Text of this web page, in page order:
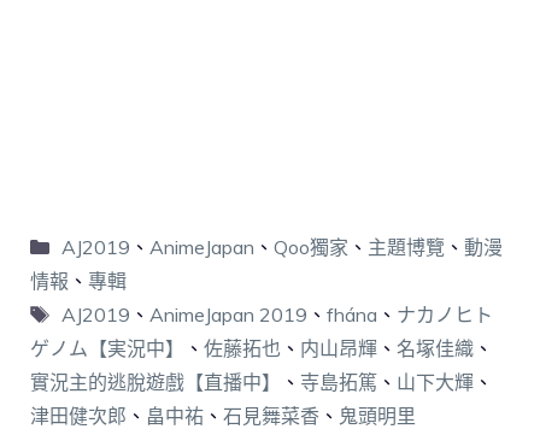
AJ2019 、 AnimeJapan 、 Qoo獨家 、 主題博覽 、 動漫
情報 、 專輯
AJ2019 、 AnimeJapan 2019 、 fhána 、 ナカノヒト
ゲノム【実況中】
、 佐藤拓也 、 内山昂輝 、 名塚佳織 、
實況主的逃脫遊戲【直播中】
、 寺島拓篤 、 山下大輝 、
津田健次郎 、 畠中祐 、 石見舞菜香 、 鬼頭明里